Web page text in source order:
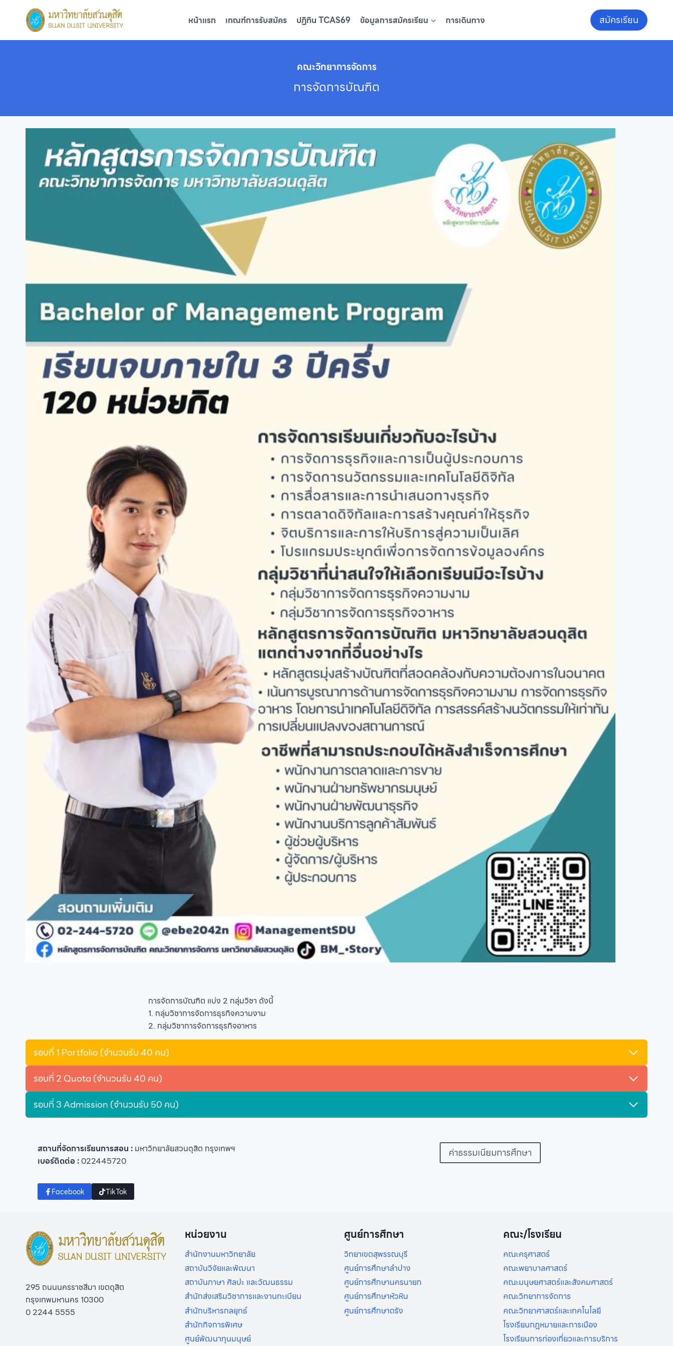
content
หน้าแรก เกณฑ์การรับสมัคร ปฏิทิน TCAS69 ข้อมูลการสมัครเรียน การเดินทาง สมัครเรียน
คณะวิทยาการจัดการ
การจัดการบัณฑิต
การจัดการบัณฑิต แบ่ง 2 กลุ่มวิชา ดังนี้
1. กลุ่มวิชาการจัดการธุรกิจความงาม
2. กลุ่มวิชาการจัดการธุรกิจอาหาร
รอบที่ 1 Portfolio (จำนวนรับ 40 คน)
รอบที่ 2 Quota (จำนวนรับ 40 คน)
รอบที่ 3 Admission (จำนวนรับ 50 คน)
สถานที่จัดการเรียนการสอน : มหาวิทยาลัยสวนดุสิต กรุงเทพฯ
เบอร์ติดต่อ : 022445720
Facebook TikTok
ค่าธรรมเนียมการศึกษา
295 ถนนนครราชสีมา เขตดุสิต
กรุงเทพมหานคร 10300
0 2244 5555
หน่วยงาน
สำนักงานมหาวิทยาลัย
สถาบันวิจัยและพัฒนา
สถาบันภาษา ศิลปะ และวัฒนธรรม
สำนักส่งเสริมวิชาการและงานทะเบียน
สำนักบริหารกลยุทธ์
สำนักกิจการพิเศษ
ศูนย์พัฒนาทุนมนุษย์
ศูนย์การศึกษา
วิทยาเขตสุพรรณบุรี
ศูนย์การศึกษาลำปาง
ศูนย์การศึกษานครนายก
ศูนย์การศึกษาหัวหิน
ศูนย์การศึกษาตรัง
คณะ/โรงเรียน
คณะครุศาสตร์
คณะพยาบาลศาสตร์
คณะมนุษยศาสตร์และสังคมศาสตร์
คณะวิทยาการจัดการ
คณะวิทยาศาสตร์และเทคโนโลยี
โรงเรียนกฎหมายและการเมือง
โรงเรียนการท่องเที่ยวและการบริการ